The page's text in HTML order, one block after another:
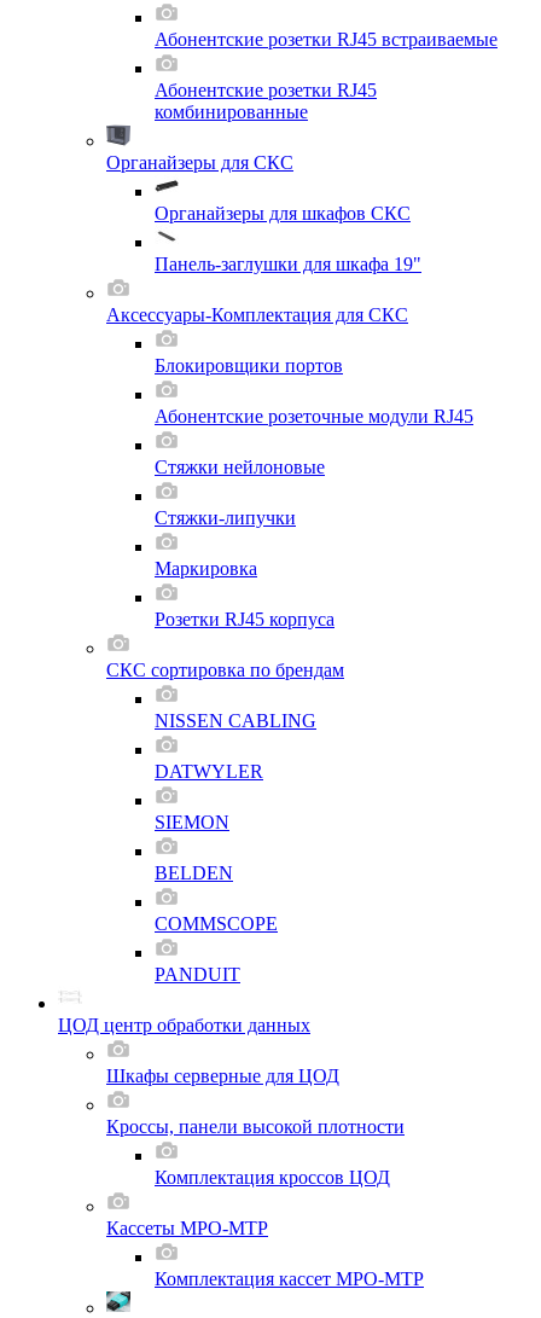
Абонентские розетки RJ45 встраиваемые
Абонентские розетки RJ45
комбинированные
Органайзеры для СКС
Органайзеры для шкафов СКС
Панель-заглушки для шкафа 19"
Аксессуары-Комплектация для СКС
Блокировщики портов
Абонентские розеточные модули RJ45
Стяжки нейлоновые
Стяжки-липучки
Маркировка
Розетки RJ45 корпуса
СКС сортировка по брендам
NISSEN CABLING
DATWYLER
SIEMON
BELDEN
COMMSCOPE
PANDUIT
ЦОД центр обработки данных
Шкафы серверные для ЦОД
Кроссы, панели высокой плотности
Комплектация кроссов ЦОД
Кассеты MPO-MTP
Комплектация кассет MPO-MTP